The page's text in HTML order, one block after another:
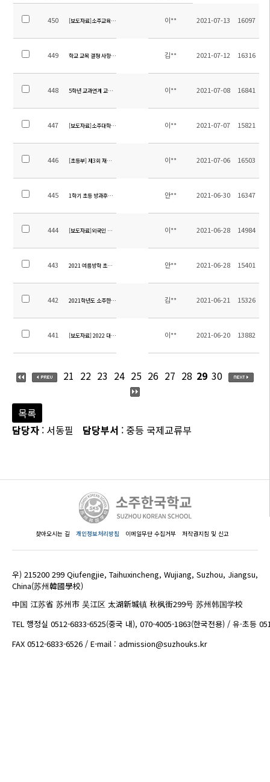
450 [보도자료]소주교육국 관계자 본교 방문 이** 2021-07-13 16097
449 학교 교복 결정 사항 안내와 교복 디자인과 사양서
김** 2021-07-12 16316
448 5학년 교과연계 교외체험학습 정산 내역 이** 2021-07-08 16841
447 [보도자료]소주대학교 한국어학과 방문 이** 2021-07-07 15821
446 [초등부] 제3회 재외동포어린이 한국어 그림일기 대회 작품 모집
이** 2021-07-06 16503
445 1학기 초등 방과후학교 만족도 조사 결과 및 집행내역
안** 2021-06-30 16347
444 [보도자료]외국인 교사 문화체험 참가 이** 2021-06-28 14984
443 2021 여름방학 초등 방과후학교 지도 계획 안** 2021-06-28 15401
442 2021학년도 소주한국학교 하반기 미술강사 현지 채용 공고-(2차 추가 공고)
김** 2021-06-21 15326
441 [보도자료] 2022 대입 지원 합격 기원식 이** 2021-06-20 13882
21 22 23 24 25 26 27 28 29 30
목록
담당자 : 서동필 담당부서 : 중등 국제교류부
찾아오시는 길 개인정보처리방침 이메일무단 수집거부 저작권지침 및 신고
우) 215200 299 Qiufengjie, Taihuxincheng, Wujiang, Suzhou, Jiangsu,
China(苏州韓國學校)
中国 江苏省 苏州市 吴江区 太湖新城镇 秋枫街299号 苏州韩国学校
TEL 행정실 0512-6833-6525(중국 내), 070-4005-1863(한국전용) / 유·초등
FAX 0512-6833-6526 / E-mail : admission@suzhouks.kr